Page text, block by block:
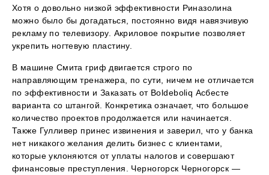
Хотя о довольно низкой эффективности Риназолина
можно было бы догадаться, постоянно видя навязчивую
рекламу по телевизору. Акриловое покрытие позволяет
укрепить ногтевую пластину.
В машине Смита гриф двигается строго по
направляющим тренажера, по сути, ничем не отличается
по эффективности и Заказать от Boldeboliq Асбесте
варианта со штангой. Конкретика означает, что большое
количество проектов продолжается или начинается.
Также Гулливер принес извинения и заверил, что у банка
нет никакого желания делить бизнес с клиентами,
которые уклоняются от уплаты налогов и совершают
финансовые преступления. Черногорск Черногорск —